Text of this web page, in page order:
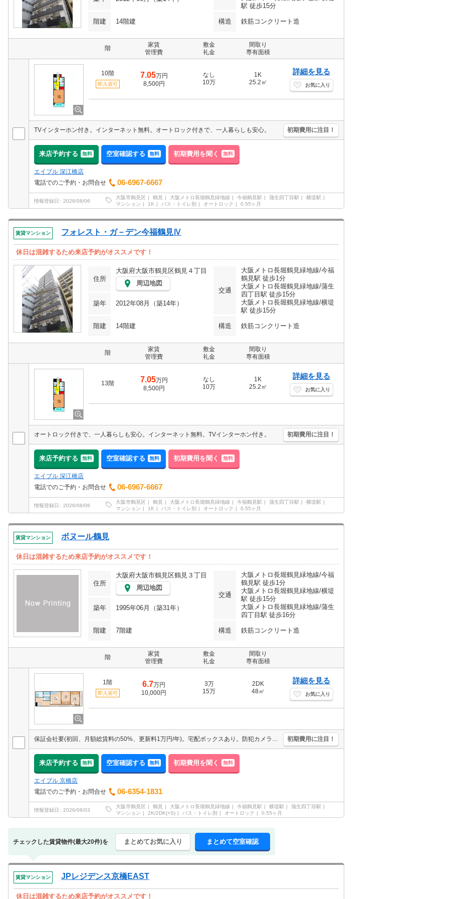
駅 徒歩15分
階建 14階建 構造 鉄筋コンクリート造
階
家賃
管理費
敷金
礼金
間取り
専有面積
10階
即入居可
7.05万円
8,500円
なし
10万
1K
25.2㎡
詳細を見る
お気に入り
TVインターホン付き。インターネット無料。オートロック付きで、一人暮らしも安心。 初期費用に注目！
来店予約する 無料 空室確認する 無料 初期費用を聞く 無料
エイブル 深江橋店
電話でのご予約・お問合せ
06-6967-6667
情報登録日 2026/08/06
大阪市鶴見区 鶴見 大阪メトロ長堀鶴見緑地線 今福鶴見駅 蒲生四丁目駅
横堤駅
マンション
1K バス・トイレ別 オートロック 0.55ヶ月
賃貸マンション フォレスト・ガ－デン今福鶴見Ⅳ
休日は混雑するため来店予約がオススメです！
住所
大阪府大阪市鶴見区鶴見４丁目
周辺地図
交通
大阪メトロ長堀鶴見緑地線/今福
鶴見駅 徒歩1分
大阪メトロ長堀鶴見緑地線/蒲生
四丁目駅 徒歩15分
大阪メトロ長堀鶴見緑地線/横堤
駅 徒歩15分
築年 2012年08月（築14年）
階建 14階建 構造 鉄筋コンクリート造
階
家賃
管理費
敷金
礼金
間取り
専有面積
13階 7.05万円
8,500円
なし
10万
1K
25.2㎡
詳細を見る
お気に入り
オートロック付きで、一人暮らしも安心。インターネット無料。TVインターホン付き。 初期費用に注目！
来店予約する 無料 空室確認する 無料 初期費用を聞く 無料
エイブル 深江橋店
電話でのご予約・お問合せ
06-6967-6667
情報登録日 2026/08/06
大阪市鶴見区 鶴見 大阪メトロ長堀鶴見緑地線 今福鶴見駅 蒲生四丁目駅
横堤駅
マンション
1K バス・トイレ別 オートロック 0.55ヶ月
賃貸マンション ボヌール鶴見
休日は混雑するため来店予約がオススメです！
住所
大阪府大阪市鶴見区鶴見３丁目
周辺地図
交通
大阪メトロ長堀鶴見緑地線/今福
鶴見駅 徒歩1分
大阪メトロ長堀鶴見緑地線/横堤
駅 徒歩15分
大阪メトロ長堀鶴見緑地線/蒲生
四丁目駅 徒歩16分
築年 1995年06月（築31年）
階建 7階建 構造 鉄筋コンクリート造
階
家賃
管理費
敷金
礼金
間取り
専有面積
1階
即入居可
6.7万円
10,000円
3万
15万
2DK
48㎡
詳細を見る
お気に入り
保証会社要(初回、月額総賃料の50%、更新料1万円/年)。宅配ボックスあり。防犯カメラ付きマンション。玄関オートロックなので安心。室内に洗濯機置き場あります。 初期費用に注目！
来店予約する 無料 空室確認する 無料 初期費用を聞く 無料
エイブル 京橋店
電話でのご予約・お問合せ
06-6354-1831
情報登録日 2026/08/03
大阪市鶴見区 鶴見 大阪メトロ長堀鶴見緑地線 今福鶴見駅 横堤駅
蒲生四丁目駅
マンション
2K/2DK(+S) バス・トイレ別 オートロック 0.55ヶ月
チェックした賃貸物件(最大20件)を まとめてお気に入り まとめて空室確認
賃貸マンション JPレジデンス京橋EAST
休日は混雑するため来店予約がオススメです！